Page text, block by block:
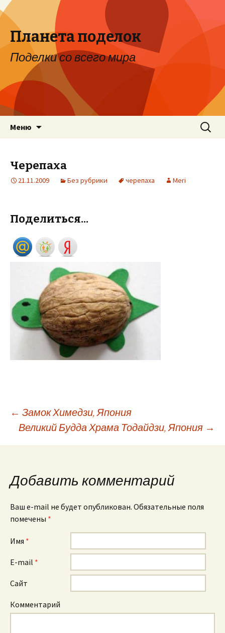
Планета поделок
Поделки со всего мира
Меню Найти:
Черепаха
21.11.2009 Без рубрики черепаха Meri
Поделиться...
Навигация по
записям
← Замок Химедзи, Япония
Великий Будда Храма Тодайдзи, Япония →
Добавить комментарий
Ваш e-mail не будет опубликован. Обязательные поля
помечены *
Имя *
E-mail *
Сайт
Комментарий